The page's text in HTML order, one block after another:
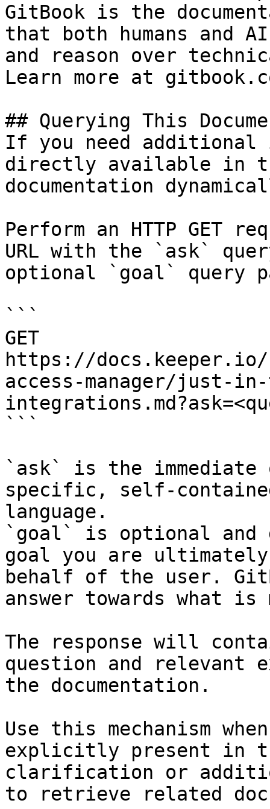
GitBook is the
that both humans and
and reason over
Learn more at
## Querying This
If you need
directly available in
documentation
Perform an HTTP GET
URL with the `ask`
optional `goal` query
```
GET
https://
access-manager/
```
`ask` is the
specific, self-
language.
`goal` is optional and
goal you are
behalf of the user.
answer towards what
The response will
question and relevant
the documentation.
Use this mechanism
explicitly present in
clarification or